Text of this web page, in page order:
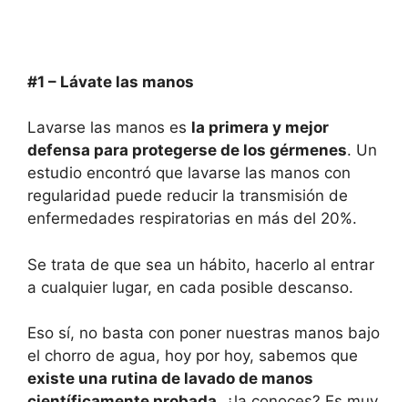
#1 – Lávate las manos
Lavarse las manos es la primera y mejor
defensa para protegerse de los gérmenes. Un
estudio encontró que lavarse las manos con
regularidad puede reducir la transmisión de
enfermedades respiratorias en más del 20%.
Se trata de que sea un hábito, hacerlo al entrar
a cualquier lugar, en cada posible descanso.
Eso sí, no basta con poner nuestras manos bajo
el chorro de agua, hoy por hoy, sabemos que
existe una rutina de lavado de manos